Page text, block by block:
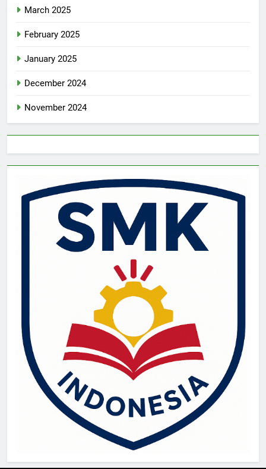
March 2025
February 2025
January 2025
December 2024
November 2024